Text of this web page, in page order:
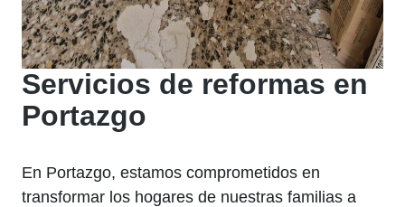
Servicios de reformas en
Portazgo
En Portazgo, estamos comprometidos en
transformar los hogares de nuestras familias a